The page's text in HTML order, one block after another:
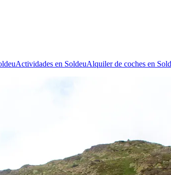
Actividades en SoldeuAlquiler de coches en